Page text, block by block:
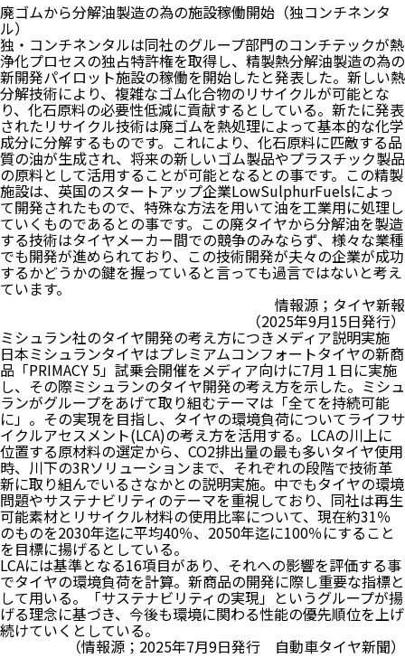
廃ゴムから分解油製造の為の施設稼働開始（独コンチネンタ
ル）
独・コンチネンタルは同社のグループ部門のコンチテックが熱
浄化プロセスの独占特許権を取得し、精製熱分解油製造の為の
新開発パイロット施設の稼働を開始したと発表した。新しい熱
分解技術により、複雑なゴム化合物のリサイクルが可能とな
り、化石原料の必要性低減に貢献するとしている。新たに発表
されたリサイクル技術は廃ゴムを熱処理によって基本的な化学
成分に分解するものです。これにより、化石原料に匹敵する品
質の油が生成され、将来の新しいゴム製品やプラスチック製品
の原料として活用することが可能となるとの事です。この精製
施設は、英国のスタートアップ企業LowSulphurFuelsによっ
て開発されたもので、特殊な方法を用いて油を工業用に処理し
ていくものであるとの事です。この廃タイヤから分解油を製造
する技術はタイヤメーカー間での競争のみならず、様々な業種
でも開発が進められており、この技術開発が夫々の企業が成功
するかどうかの鍵を握っていると言っても過言ではないと考え
ています。
情報源；タイヤ新報
（2025年9月15日発行）
ミシュラン社のタイヤ開発の考え方につきメディア説明実施
日本ミシュランタイヤはプレミアムコンフォートタイヤの新商
品「PRIMACY 5」試乗会開催をメディア向けに7月１日に実施
し、その際ミシュランのタイヤ開発の考え方を示した。ミシュ
ランがグループをあげて取り組むテーマは「全てを持続可能
に」。その実現を目指し、タイヤの環境負荷についてライフサ
イクルアセスメント(LCA)の考え方を活用する。LCAの川上に
位置する原材料の選定から、CO2排出量の最も多いタイヤ使用
時、川下の3Rソリューションまで、それぞれの段階で技術革
新に取り組んでいるさなかとの説明実施。中でもタイヤの環境
問題やサステナビリティのテーマを重視しており、同社は再生
可能素材とリサイクル材料の使用比率について、現在約31％
のものを2030年迄に平均40％、2050年迄に100％にすること
を目標に揚げるとしている。
LCAには基準となる16項目があり、それへの影響を評価する事
でタイヤの環境負荷を計算。新商品の開発に際し重要な指標と
して用いる。「サステナビリティの実現」というグループが揚
げる理念に基づき、今後も環境に関わる性能の優先順位を上げ
続けていくとしている。
（情報源；2025年7月9日発行 自動車タイヤ新聞）